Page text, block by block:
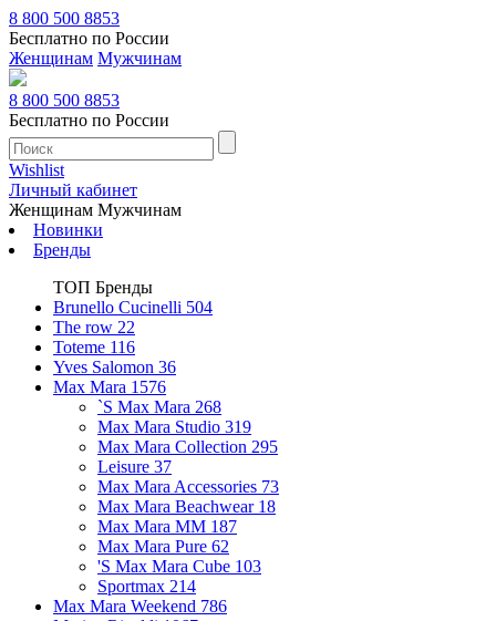
8 800 500 8853
Бесплатно по России
Женщинам Мужчинам
8 800 500 8853
Бесплатно по России
Wishlist
Личный кабинет
Женщинам Мужчинам
Новинки
Бренды
ТОП Бренды
Brunello Cucinelli 504
The row 22
Toteme 116
Yves Salomon 36
Max Mara 1576
`S Max Mara 268
Max Mara Studio 319
Max Mara Collection 295
Leisure 37
Max Mara Accessories 73
Max Mara Beachwear 18
Max Mara MM 187
Max Mara Pure 62
'S Max Mara Cube 103
Sportmax 214
Max Mara Weekend 786